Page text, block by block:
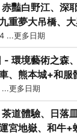
豔白野江、深
重夢大吊橋、
...更多日期
環境藝術之森
、熊本城+和服
...更多日期
道體驗、日落
宮地嶽、和牛+